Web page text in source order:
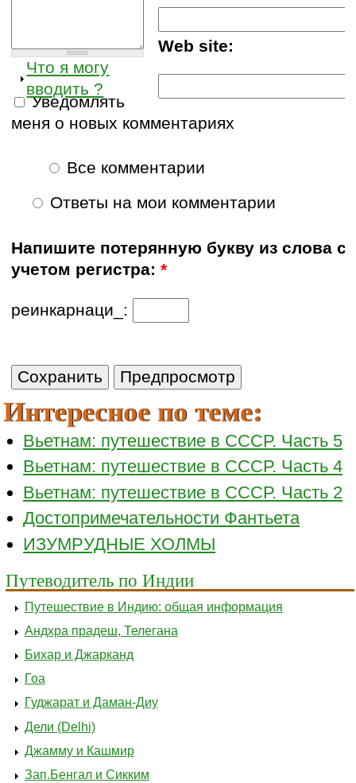
Web site:
Что я могу
вводить ?
Уведомлять
меня о новых комментариях
Все комментарии
Ответы на мои комментарии
Напишите потерянную букву из слова с
учетом регистра:*
реинкарнаци_:
Интересное по теме:
Вьетнам: путешествие в СССР. Часть 5
Вьетнам: путешествие в СССР. Часть 4
Вьетнам: путешествие в СССР. Часть 2
Достопримечательности Фантьета
ИЗУМРУДНЫЕ ХОЛМЫ
Путеводитель по Индии
Путешествие в Индию: общая информация
Андхра прадеш, Телегана
Бихар и Джарканд
Гоа
Гуджарат и Даман-Диу
Дели (Delhi)
Джамму и Кашмир
Зап.Бенгал и Сикким